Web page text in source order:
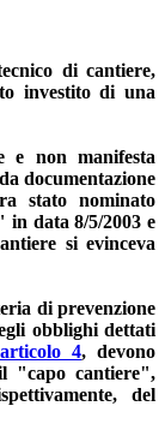
di cantiere,
investito di una
e non manifesta
documentazione
stato nominato
data 8/5/2003 e
si evinceva
di prevenzione
obblighi dettati
4, devono
"capo cantiere",
del